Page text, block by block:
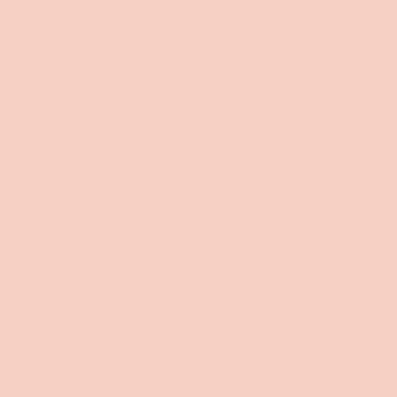
nicht schriftlich
in den
die klassische
der